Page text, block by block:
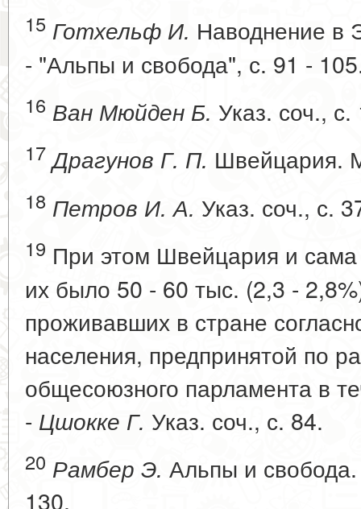
15 Готхельф И. Наводнение в
- "Альпы и свобода", с. 91 -
16 Ван Мюйден Б. Указ. соч.,
17 Драгунов Г. П. Швейцария.
18 Петров И. А. Указ. соч., с.
19 При этом Швейцария и
их было 50 - 60 тыс. (2,3 -
проживавших в стране
населения, предпринятой по
общесоюзного парламента в
- Цшокке Г. Указ. соч., с. 84.
20 Рамбер Э. Альпы и
130.